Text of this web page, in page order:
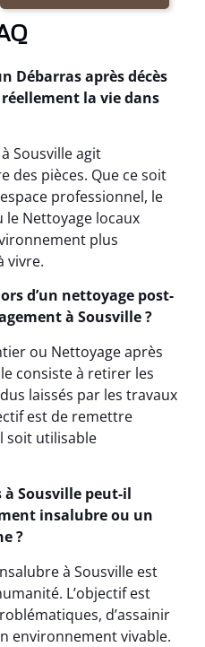
Débarras après décès
la vie dans
Sousville agit
des pièces. Que ce soit
professionnel, le
le Nettoyage locaux
plus
vivre.
d’un nettoyage post-
à Sousville ?
ou Nettoyage après
consiste à retirer les
laissés par les travaux
est de remettre
soit utilisable
à Sousville peut-il
insalubre ou un
?
à Sousville est
L’objectif est
d’assainir
environnement vivable.